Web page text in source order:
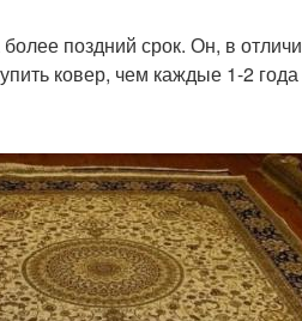
поздний срок. Он, в
ковер, чем каждые 1-2